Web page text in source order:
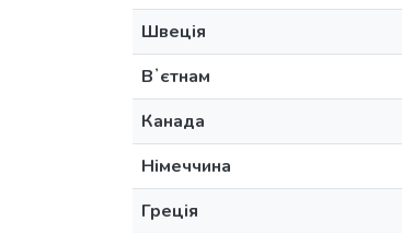
Швеція
Вʼєтнам
Канада
Німеччина
Греція